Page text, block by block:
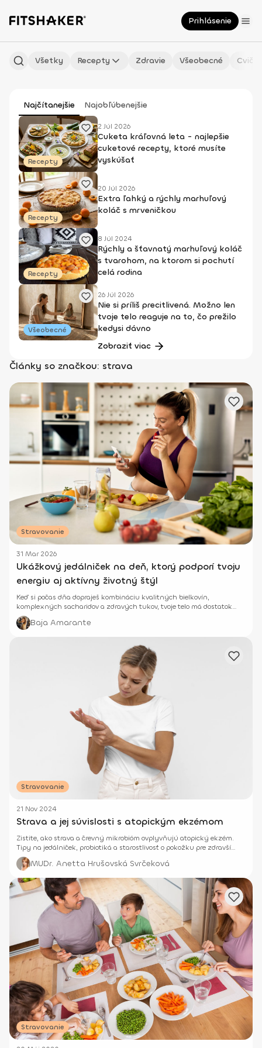
Prihlásenie
Všetky Recepty Zdravie Všeobecné
Najčítanejšie Najobľúbenejšie
Recepty
2 Júl 2026
Cuketa kráľovná leta - najlepšie
cuketové recepty, ktoré musíte
vyskúšať
Recepty
20 Júl 2026
Extra ľahký a rýchly marhuľový
koláč s mrveničkou
Recepty
8 Júl 2024
Rýchly a šťavnatý marhuľový koláč
s tvarohom, na ktorom si pochutí
celá rodina
Všeobecné
26 Júl 2026
Nie si príliš precitlivená. Možno len
tvoje telo reaguje na to, čo prežilo
kedysi dávno
Zobraziť viac
Články so značkou: strava
Stravovanie
31 Mar 2026
Ukážkový jedálniček na deň, ktorý podporí tvoju
energiu aj aktívny životný štýl
Keď si počas dňa dopraješ kombináciu kvalitných bielkovín,
komplexných sacharidov a zdravých tukov, tvoje telo má dostatok
energie na každodenné povinnosti aj tréning.
Baja Amarante
Stravovanie
21 Nov 2024
Strava a jej súvislosti s atopickým ekzémom
Zistite, ako strava a črevný mikrobióm ovplyvňujú atopický ekzém.
Tipy na jedálniček, probiotiká a starostlivosť o pokožku pre zdravší
život.
MUDr. Anetta Hrušovská Svrčeková
Stravovanie